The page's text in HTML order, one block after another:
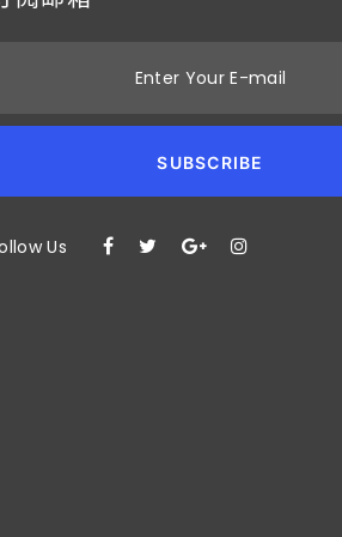
Enter Your E-mail
SUBSCRIBE
Us